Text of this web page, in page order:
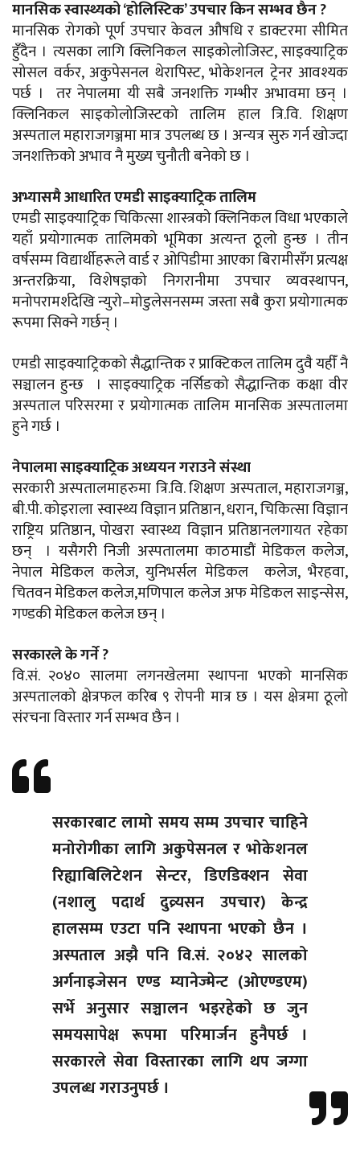
मानसिक स्वास्थ्यको ‘होलिस्टिक’ उपचार किन सम्भव छैन ?
मानसिक रोगको पूर्ण उपचार केवल औषधि र डाक्टरमा सीमित
हुँदैन । त्यसका लागि क्लिनिकल साइकोलोजिस्ट, साइक्याट्रिक
सोसल वर्कर, अकुपेसनल थेरापिस्ट, भोकेशनल ट्रेनर आवश्यक
पर्छ । तर नेपालमा यी सबै जनशक्ति गम्भीर अभावमा छन् ।
क्लिनिकल साइकोलोजिस्टको तालिम हाल त्रि.वि. शिक्षण
अस्पताल महाराजगञ्जमा मात्र उपलब्ध छ । अन्यत्र सुरु गर्न खोज्दा
जनशक्तिको अभाव नै मुख्य चुनौती बनेको छ ।
अभ्यासमै आधारित एमडी साइक्याट्रिक तालिम
एमडी साइक्याट्रिक चिकित्सा शास्त्रको क्लिनिकल विधा भएकाले
यहाँ प्रयोगात्मक तालिमको भूमिका अत्यन्त ठूलो हुन्छ । तीन
वर्षसम्म विद्यार्थीहरूले वार्ड र ओपिडीमा आएका बिरामीसँग प्रत्यक्ष
अन्तरक्रिया, विशेषज्ञको निगरानीमा उपचार व्यवस्थापन,
मनोपरामर्शदेखि न्युरो–मोडुलेसनसम्म जस्ता सबै कुरा प्रयोगात्मक
रूपमा सिक्ने गर्छन् ।
एमडी साइक्याट्रिकको सैद्धान्तिक र प्राक्टिकल तालिम दुवै यहीँ नै
सञ्चालन हुन्छ । साइक्याट्रिक नर्सिङको सैद्धान्तिक कक्षा वीर
अस्पताल परिसरमा र प्रयोगात्मक तालिम मानसिक अस्पतालमा
हुने गर्छ ।
नेपालमा साइक्याट्रिक अध्ययन गराउने संस्था
सरकारी अस्पतालमाहरुमा त्रि.वि. शिक्षण अस्पताल, महाराजगञ्ज,
बी.पी. कोइराला स्वास्थ्य विज्ञान प्रतिष्ठान, धरान, चिकित्सा विज्ञान
राष्ट्रिय प्रतिष्ठान, पोखरा स्वास्थ्य विज्ञान प्रतिष्ठानलगायत रहेका
छन् । यसैगरी निजी अस्पतालमा काठमाडौं मेडिकल कलेज,
नेपाल मेडिकल कलेज, युनिभर्सल मेडिकल कलेज, भैरहवा,
चितवन मेडिकल कलेज,मणिपाल कलेज अफ मेडिकल साइन्सेस,
गण्डकी मेडिकल कलेज छन् ।
सरकारले के गर्ने ?
वि.सं. २०४० सालमा लगनखेलमा स्थापना भएको मानसिक
अस्पतालको क्षेत्रफल करिब ९ रोपनी मात्र छ । यस क्षेत्रमा ठूलो
संरचना विस्तार गर्न सम्भव छैन ।
सरकारबाट लामो समय सम्म उपचार चाहिने
मनोरोगीका लागि अकुपेसनल र भोकेशनल
रिह्याबिलिटेशन सेन्टर, डिएडिक्शन सेवा
(नशालु पदार्थ दुव्र्यसन उपचार) केन्द्र
हालसम्म एउटा पनि स्थापना भएको छैन ।
अस्पताल अझै पनि वि.सं. २०४२ सालको
अर्गनाइजेसन एण्ड म्यानेज्मेन्ट (ओएण्डएम)
सर्भे अनुसार सञ्चालन भइरहेको छ जुन
समयसापेक्ष रूपमा परिमार्जन हुनैपर्छ ।
सरकारले सेवा विस्तारका लागि थप जग्गा
उपलब्ध गराउनुपर्छ ।